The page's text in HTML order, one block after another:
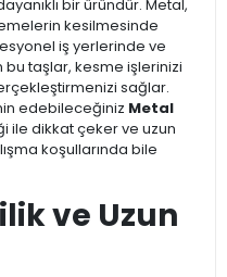
bir üründür. Metal,
kesilmesinde
iş yerlerinde ve
bu taşlar, kesme işlerinizi
sağlar.
edebileceğiniz Metal
ile dikkat çeker ve uzun
koşullarında bile
ve Uzun